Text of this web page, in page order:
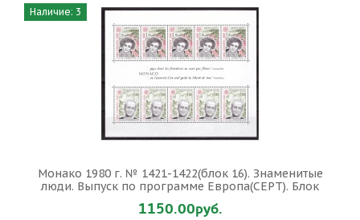
Наличие: 3
Монако 1980 г. № 1421-1422(блок 16). Знаменитые
люди. Выпуск по программе Европа(СЕРТ). Блок
1150.00руб.